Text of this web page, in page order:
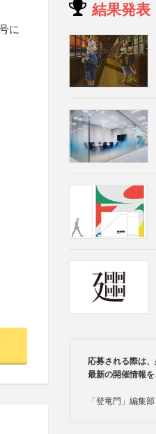
に
結果発表
応募される際は
最新の開催情報を
「登竜門」編集部